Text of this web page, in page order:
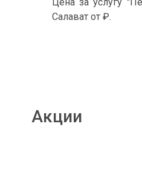
Салават от ₽.
Акции